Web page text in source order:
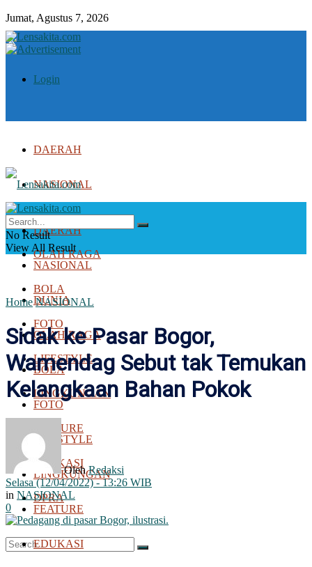
Jumat, Agustus 7, 2026
Login
DAERAH
NASIONAL
DUNIA
OLAH RAGA
BOLA
FOTO
LIFESTYLE
LINGKUNGAN
FEATURE
EDUKASI
DPRA
DAERAH
NASIONAL
DUNIA
OLAH RAGA
BOLA
FOTO
LIFESTYLE
LINGKUNGAN
FEATURE
EDUKASI
No Result
View All Result
Home NASIONAL
Sidak ke Pasar Bogor,
Wamendag Sebut tak Temukan
Kelangkaan Bahan Pokok
Oleh Redaksi
Selasa (12/04/2022) - 13:26 WIB
in NASIONAL
0